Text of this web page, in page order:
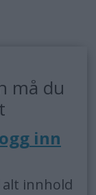
må du
inn
innhold